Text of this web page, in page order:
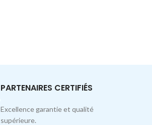
PARTENAIRES CERTIFIÉS
Excellence garantie et qualité
supérieure.